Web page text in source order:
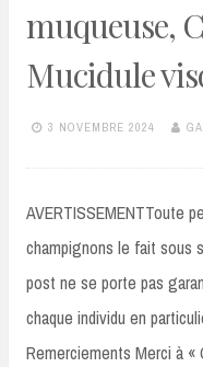
muqueuse,
Mucidule
3 NOVEMBRE 2024
AVERTISSEMENTToute
champignons le fait sous
post ne se porte pas
chaque individu en
Remerciements Merci à «